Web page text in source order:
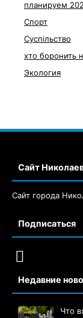
планируем
Спорт
Суспільство
хто боронить
Экология
Сайт
Сайт города
Подписаться
Недавние
Что